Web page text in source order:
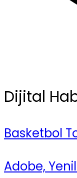
Dijital
Basketbol
Adobe,